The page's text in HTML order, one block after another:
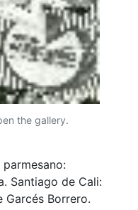
the gallery.
Santiago de Cali:
Borrero.